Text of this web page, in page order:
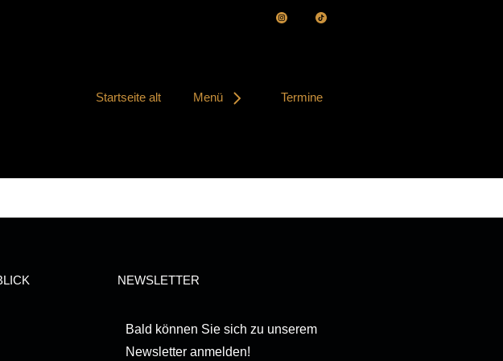
Startseite alt Menü Termine
NEWSLETTER
Bald können Sie sich zu unserem
Newsletter anmelden!